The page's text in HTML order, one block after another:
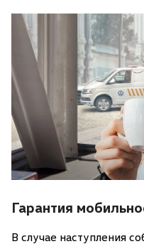
Гарантия
В случае наступления